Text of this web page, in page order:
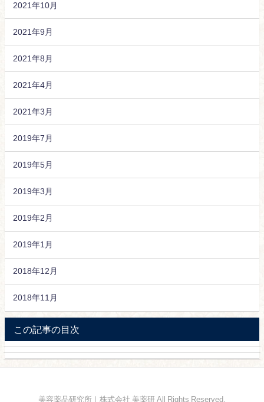
2021年10月
2021年9月
2021年8月
2021年4月
2021年3月
2019年7月
2019年5月
2019年3月
2019年2月
2019年1月
2018年12月
2018年11月
この記事の目次
美容薬品研究所｜株式会社 美薬研 All Rights Reserved.